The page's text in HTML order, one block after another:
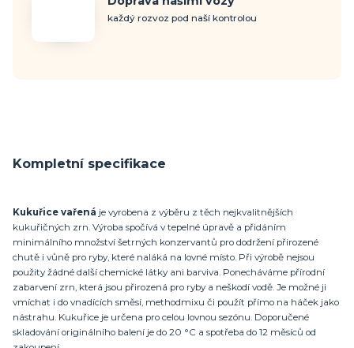
každý rozvoz pod naší kontrolou
Kompletní specifikace
Kukuřice vařená je vyrobena z výběru z těch nejkvalitnějších
kukuřičných zrn. Výroba spočívá v tepelné úpravě a přidáním
minimálního množství šetrných konzervantů pro dodržení přirozené
chutě i vůně pro ryby, které naláká na lovné místo. Při výrobě nejsou
použity žádné další chemické látky ani barviva. Ponecháváme přírodní
zabarvení zrn, která jsou přirozená pro ryby a neškodí vodě. Je možné ji
vmíchat i do vnadících směsí, methodmixu či použít přímo na háček jako
nástrahu. Kukuřice je určena pro celou lovnou sezónu. Doporučené
skladování originálního balení je do 20 °C a spotřeba do 12 měsíců od